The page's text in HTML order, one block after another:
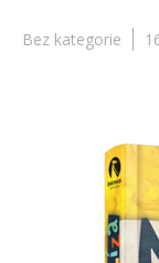
Bez kategorie